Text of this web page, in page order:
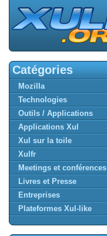
Catégories
Mozilla
Technologies
Outils / Applications
Applications Xul
Xul sur la toile
Xulfr
Meetings et conférences
Livres et Presse
Entreprises
Plateformes Xul-like